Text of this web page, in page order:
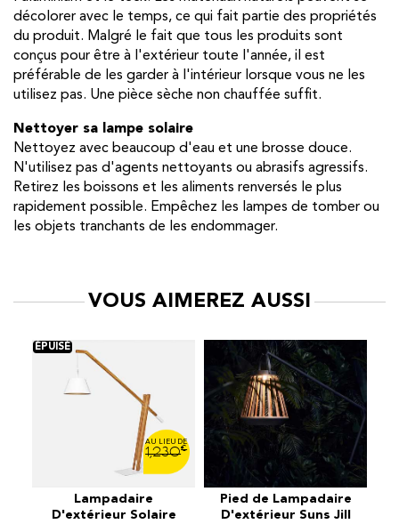
décolorer avec le temps, ce qui fait partie des propriétés
du produit. Malgré le fait que tous les produits sont
conçus pour être à l'extérieur toute l'année, il est
préférable de les garder à l'intérieur lorsque vous ne les
utilisez pas. Une pièce sèche non chauffée suffit.
Nettoyer sa lampe solaire
Nettoyez avec beaucoup d'eau et une brosse douce.
N'utilisez pas d'agents nettoyants ou abrasifs agressifs.
Retirez les boissons et les aliments renversés le plus
rapidement possible. Empêchez les lampes de tomber ou
les objets tranchants de les endommager.
VOUS AIMEREZ AUSSI
1,230€
Lampadaire
D'extérieur Solaire
Pied de Lampadaire
D'extérieur Suns Jill